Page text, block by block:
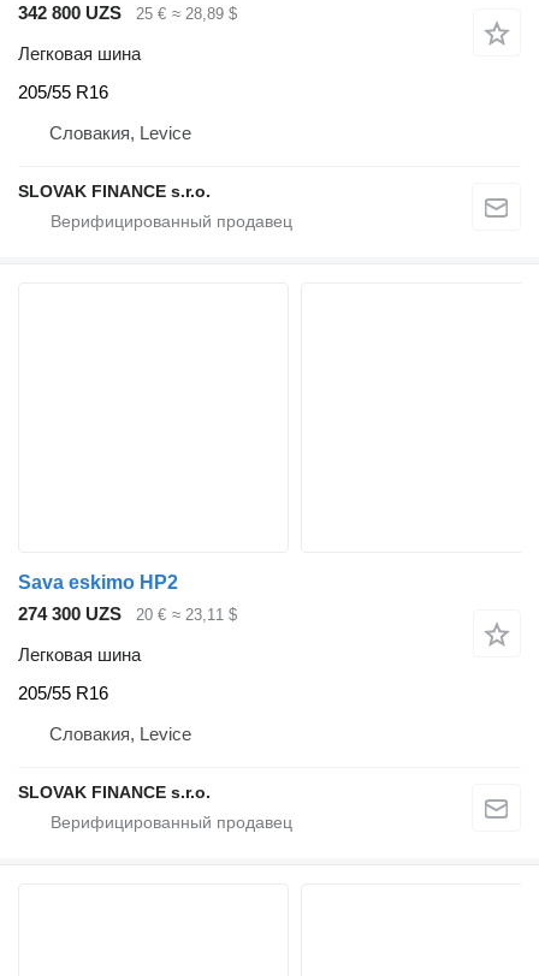
342 800 UZS
25 € ≈ 28,89 $
Легковая шина
205/55 R16
Словакия, Levice
SLOVAK FINANCE s.r.o.
Sava eskimo HP2
274 300 UZS
20 € ≈ 23,11 $
Легковая шина
205/55 R16
Словакия, Levice
SLOVAK FINANCE s.r.o.